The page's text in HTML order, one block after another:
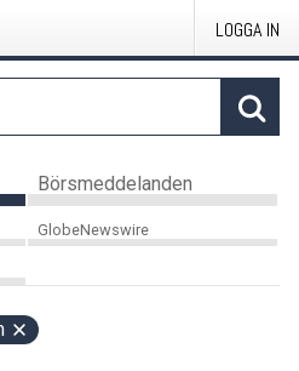
LOGGA IN
Börsmeddelanden
GlobeNewswire